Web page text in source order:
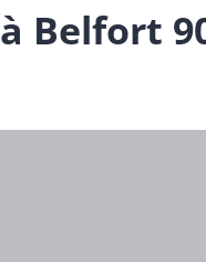
à Belfort